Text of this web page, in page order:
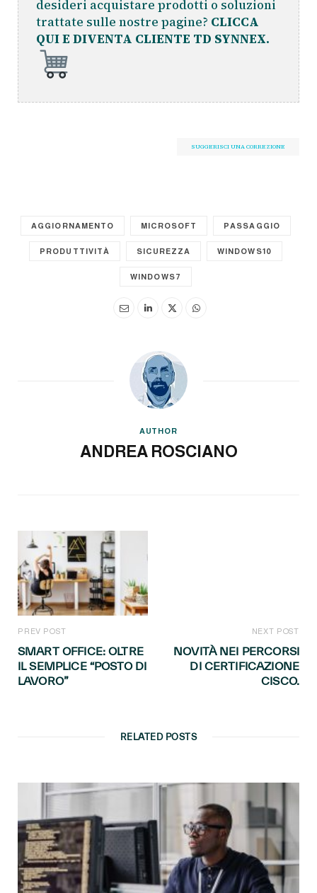
desideri acquistare prodotti o soluzioni
trattate sulle nostre pagine? CLICCA
QUI E DIVENTA CLIENTE TD SYNNEX.
SUGGERISCI UNA CORREZIONE
AGGIORNAMENTO MICROSOFT PASSAGGIO
PRODUTTIVITÀ SICUREZZA WINDOWS10
WINDOWS7
AUTHOR
ANDREA ROSCIANO
PREV POST
SMART OFFICE: OLTRE
IL SEMPLICE “POSTO DI
LAVORO”
NEXT POST
NOVITÀ NEI PERCORSI
DI CERTIFICAZIONE
CISCO.
RELATED POSTS